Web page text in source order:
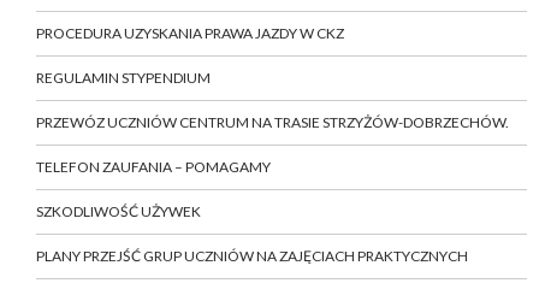
PROCEDURA UZYSKANIA PRAWA JAZDY W CKZ
REGULAMIN STYPENDIUM
PRZEWÓZ UCZNIÓW CENTRUM NA TRASIE STRZYŻÓW-DOBRZECHÓW.
TELEFON ZAUFANIA – POMAGAMY
SZKODLIWOŚĆ UŻYWEK
PLANY PRZEJŚĆ GRUP UCZNIÓW NA ZAJĘCIACH PRAKTYCZNYCH